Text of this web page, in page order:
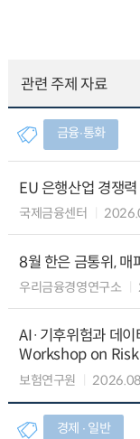
관련 주제 자료
금융∙통화
EU 은행산업 경쟁
국제금융센터
8월 한은 금통위, 매
우리금융경영연구소
AI·기후위험과 데
Workshop on Risk
보험연구원
경제 ∙ 일반